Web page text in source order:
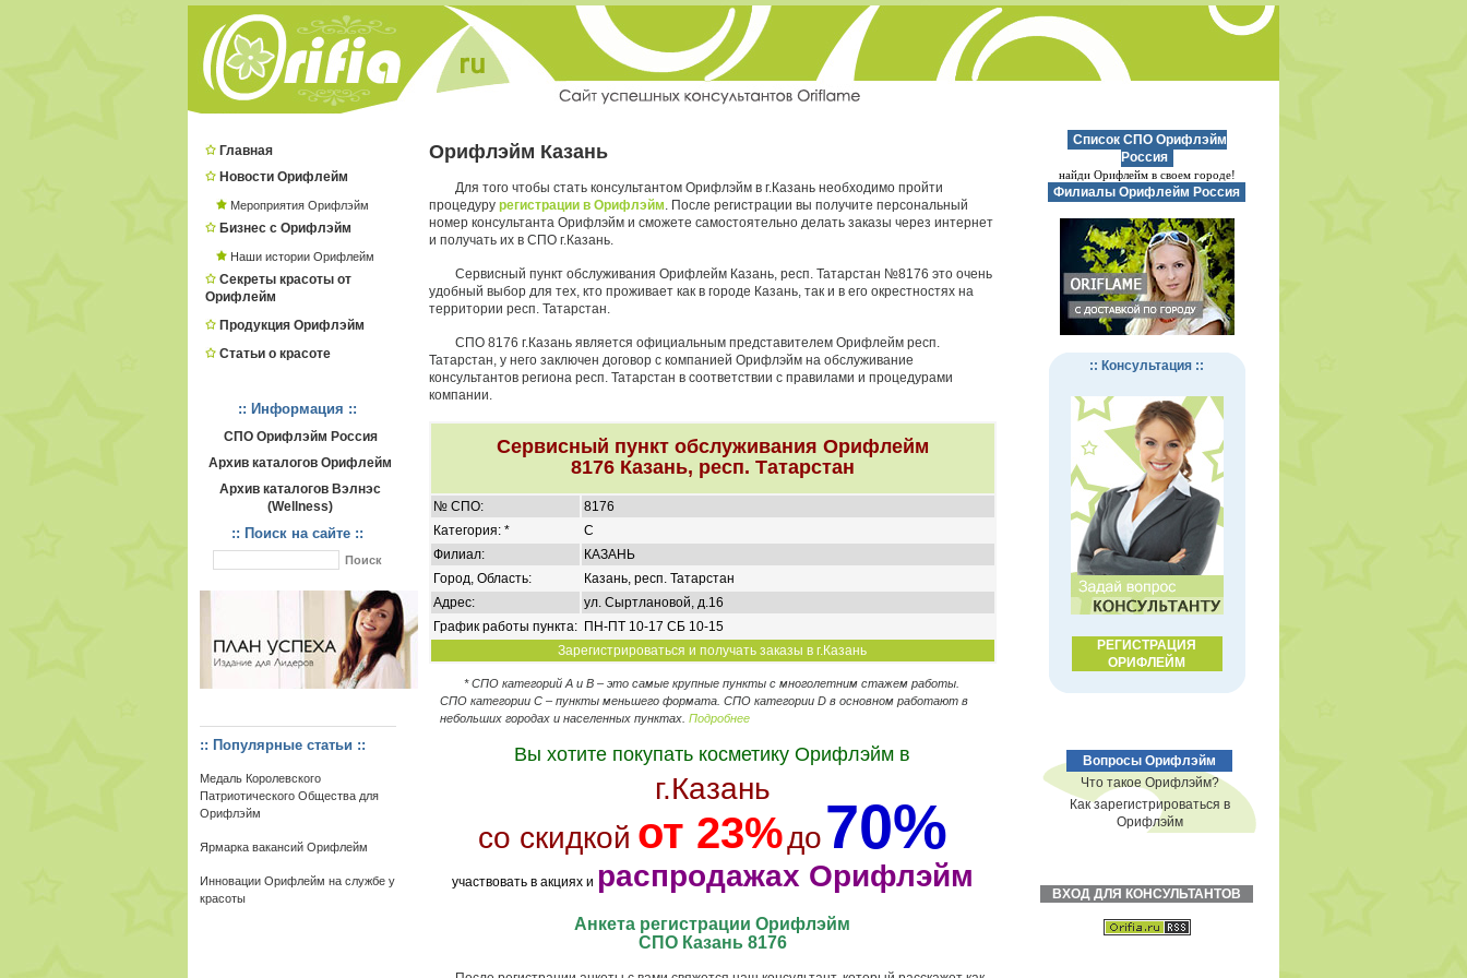
Главная
Новости Орифлейм
Мероприятия Орифлэйм
Бизнес с Орифлэйм
Наши истории Орифлейм
Секреты красоты от
Орифлейм
Продукция Орифлэйм
Статьи о красоте
:: Информация ::
СПО Орифлэйм Россия
Архив каталогов Орифлейм
Архив каталогов Вэлнэс
(Wellness)
:: Поиск на сайте ::
:: Популярные статьи ::
Медаль Королевского
Патриотического Общества для
Орифлэйм
Ярмарка вакансий Орифлейм
Инновации Орифлейм на службе у
красоты
Орифлэйм Казань
Для того чтобы стать консультантом Орифлэйм в г.Казань необходимо пройти
процедуру регистрации в Орифлэйм. После регистрации вы получите персональный
номер консультанта Орифлэйм и сможете самостоятельно делать заказы через интернет
и получать их в СПО г.Казань.
Сервисный пункт обслуживания Орифлейм Казань, респ. Татарстан №8176 это очень
удобный выбор для тех, кто проживает как в городе Казань, так и в его окрестностях на
территории респ. Татарстан.
СПО 8176 г.Казань является официальным представителем Орифлейм респ.
Татарстан, у него заключен договор с компанией Орифлэйм на обслуживание
консультантов региона респ. Татарстан в соответствии с правилами и процедурами
компании.
Сервисный пункт обслуживания Орифлейм
8176 Казань, респ. Татарстан
№ СПО:
8176
Категория: *
C
Филиал:
КАЗАНЬ
Город, Область:
Казань, респ. Татарстан
Адрес:
ул. Сыртлановой, д.16
График работы пункта: ПН-ПТ 10-17 СБ 10-15
Зарегистрироваться и получать заказы в г.Казань
* СПО категорий А и В – это самые крупные пункты с многолетним стажем работы.
СПО категории C – пункты меньшего формата. СПО категории D в основном работают в
небольших городах и населенных пунктах. Подробнее
Вы хотите покупать косметику Орифлэйм в
г.Казань
со скидкой от 23%до70%
участвовать в акциях и распродажах Орифлэйм
Анкета регистрации Орифлэйм
СПО Казань 8176
Список СПО Орифлэйм
Россия
найди Орифлейм в своем городе!
Филиалы Орифлейм Россия
:: Консультация ::
РЕГИСТРАЦИЯ
ОРИФЛЕЙМ
Вопросы Орифлэйм
Что такое Орифлэйм?
Как зарегистрироваться в
Орифлэйм
ВХОД ДЛЯ КОНСУЛЬТАНТОВ